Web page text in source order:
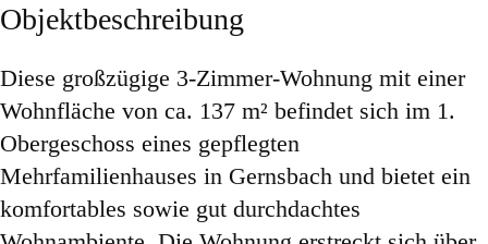
Objektbeschreibung
Diese großzügige 3-Zimmer-Wohnung mit einer
Wohnfläche von ca. 137 m² befindet sich im 1.
Obergeschoss eines gepflegten
Mehrfamilienhauses in Gernsbach und bietet ein
komfortables sowie gut durchdachtes